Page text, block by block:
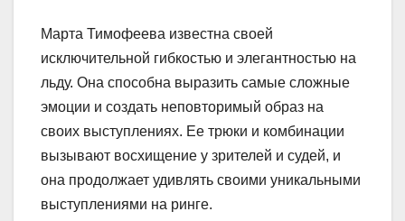
Марта Тимофеева известна своей
исключительной гибкостью и элегантностью на
льду. Она способна выразить самые сложные
эмоции и создать неповторимый образ на
своих выступлениях. Ее трюки и комбинации
вызывают восхищение у зрителей и судей, и
она продолжает удивлять своими уникальными
выступлениями на ринге.